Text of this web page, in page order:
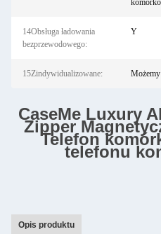
14Obsługa ładowania
bezprzewodowego:
Y
15Zindywidualizowane:
CaseMe Luxury
Zipper
Telefon
telefonu
Opis produktu